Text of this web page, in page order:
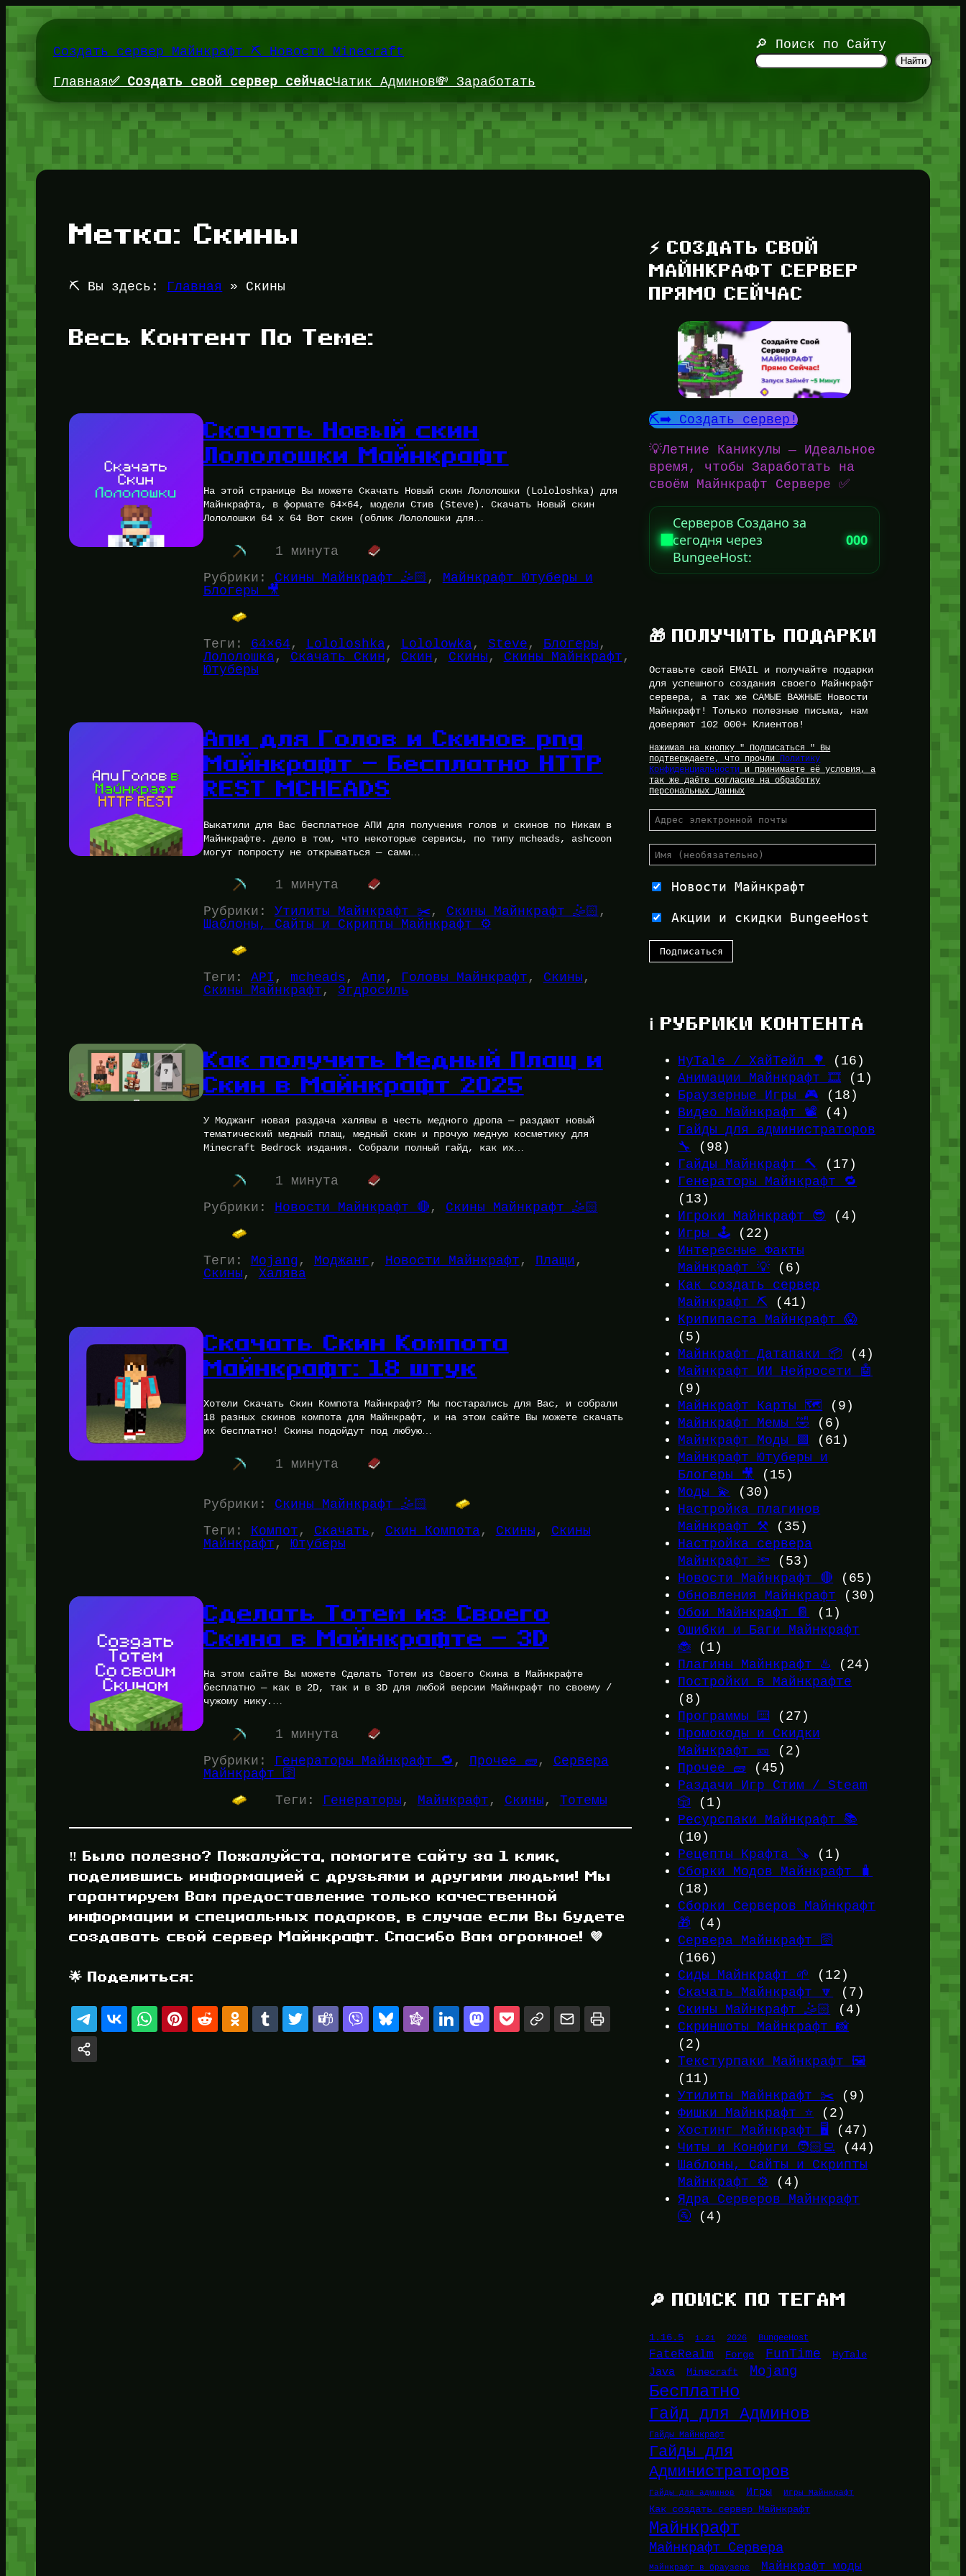
содержимомуСоздать сервер Майнкрафт ⛏️ Новости Minecraft
🔎 Поиск по Сайту
Найти
Главная✅ Создать свой сервер сейчасЧатик Админов💸 Заработать
Метка:Скины
⛏️ Вы здесь: Главная » Скины
Весь Контент По Теме:
Скачать Новый скин
Лололошки Майнкрафт
На этой странице Вы можете Скачать Новый скин Лололошки (Lololoshka) для
Майнкрафта, в формате 64×64, модели Стив (Steve). Скачать Новый скин
Лололошки 64 x 64 Вот скин (облик Лололошки для…
1 минута
Рубрики: Скины Майнкрафт 🤹🏻 , Майнкрафт Ютуберы и
Блогеры 🎥
Теги: 64×64 , Lololoshka, Lololowka, Steve , Блогеры
Лололошка, Скачать Скин , Скин , Скины , Скины Майнкрафт
Ютуберы
Апи для Голов и Скинов png
Майнкрафт — Бесплатно HTTP
REST MCHEADS
Выкатили для Вас бесплатное АПИ для получения голов и скинов по Никам в
Майнкрафте. дело в том, что некоторые сервисы, по типу mcheads, ashcoon
могут попросту не открываться — сами…
1 минута
Рубрики: Утилиты Майнкрафт ✂️, Скины Майнкрафт 🤹🏻
Шаблоны, Сайты и Скрипты Майнкрафт ⚙️
Теги: API , mcheads , Апи , Головы Майнкрафт , Скины
Скины Майнкрафт , Эгдросиль
Как получить Медный Плащ и
Скин в Майнкрафт 2025
У Моджанг новая раздача халявы в честь медного дропа — раздают новый
тематический медный плащ, медный скин и прочую медную косметику для
Minecraft Bedrock издания. Собрали полный гайд, как их…
1 минута
Рубрики: Новости Майнкрафт 🔴 , Скины Майнкрафт 🤹🏻
Теги: Mojang , Моджанг , Новости Майнкрафт , Плащи
Скины , Халява
Скачать Скин Компота
Майнкрафт: 18 штук
Хотели Скачать Скин Компота Майнкрафт? Мы постарались для Вас, и собрали
18 разных скинов компота для Майнкрафт, и на этом сайте Вы можете скачать
их бесплатно! Скины подойдут под любую…
1 минута
Рубрики: Скины Майнкрафт 🤹🏻
Теги: Компот , Скачать , Скин Компота, Скины , Скины
Майнкрафт , Ютуберы
Сделать Тотем из Своего
Скина в Майнкрафте — 3D
На этом сайте Вы можете Сделать Тотем из Своего Скина в Майнкрафте
бесплатно — как в 2D, так и в 3D для любой версии Майнкрафт по своему /
чужому нику.…
1 минута
Рубрики:
Генераторы Майнкрафт 🔁 , Прочее 🧱 , Сервера
Майнкрафт 🛜
Теги:
Генераторы , Майнкрафт , Скины , Тотемы
‼️ Было полезно? Пожалуйста, помогите сайту за 1 клик,
поделившись информацией с друзьями и другими людьми! Мы
гарантируем Вам предоставление только качественной
информации и специальных подарков, в случае если Вы будете
создавать свой сервер Майнкрафт. Спасибо Вам огромное! 💜
🌟 Поделиться:
⚡ СОЗДАТЬ СВОЙ
МАЙНКРАФТ СЕРВЕР
ПРЯМО СЕЙЧАС
⛏️➡️ Создать сервер!
💡Летние Каникулы — Идеальное
время, чтобы Заработать на
своём Майнкрафт Сервере ✅
Серверов Создано за
сегодня через
BungeeHost:
000
🎁 ПОЛУЧИТЬ ПОДАРКИ
Оставьте свой EMAIL и получайте подарки
для успешного создания своего Майнкрафт
сервера, а так же САМЫЕ ВАЖНЫЕ Новости
Майнкрафт! Только полезные письма, нам
доверяют 102 000+ Клиентов!
Нажимая на кнопку " Подписаться " Вы
подтверждаете, что прочли Политику
Конфиденциальности и принимаете её условия, а
так же даёте согласие на обработку
Персональных Данных
Новости Майнкрафт
Акции и скидки BungeeHost
ℹ️ РУБРИКИ КОНТЕНТА
HyTale / ХайТейл 🌳
(16)
Анимации Майнкрафт 🎞️ (1)
Браузерные Игры 🎮 (18)
Видео Майнкрафт 📽️ (4)
Гайды для администраторов
🔧
(98)
Гайды Майнкрафт 🔨
(17)
Генераторы Майнкрафт 🔁
(13)
Игроки Майнкрафт 😎 (4)
Игры 🕹️ (22)
Интересные Факты
Майнкрафт 💡 (6)
Как создать сервер
Майнкрафт ⛏️ (41)
Крипипаста Майнкрафт 😱
(5)
Майнкрафт Датапаки 📦 (4)
Майнкрафт ИИ Нейросети 🤖
(9)
Майнкрафт Карты 🗺️ (9)
Майнкрафт Мемы 🤣 (6)
Майнкрафт Моды 🟩
(61)
Майнкрафт Ютуберы и
Блогеры 🎥
(15)
Моды 💫
(30)
Настройка плагинов
Майнкрафт ⚒️ (35)
Настройка сервера
Майнкрафт 🔦 (53)
Новости Майнкрафт 🔴 (65)
Обновления Майнкрафт (30)
Обои Майнкрафт 📔
(1)
Ошибки и Баги Майнкрафт
🐞 (1)
Плагины Майнкрафт ♨️ (24)
Постройки в Майнкрафте
(8)
Программы ⌨️
(27)
Промокоды и Скидки
Майнкрафт 🎫
(2)
Прочее 🧱 (45)
Раздачи Игр Стим / Steam
🎲 (1)
Ресурспаки Майнкрафт 📚
(10)
Рецепты Крафта 🪚 (1)
Сборки Модов Майнкрафт 🧳
(18)
Сборки Серверов Майнкрафт
🎁 (4)
Сервера Майнкрафт 🛜
(166)
Сиды Майнкрафт 🌱
(12)
Скачать Майнкрафт 🔽
(7)
Скины Майнкрафт 🤹🏻
(4)
Скриншоты Майнкрафт 📸
(2)
Текстурпаки Майнкрафт 🖼️
(11)
Утилиты Майнкрафт ✂️ (9)
Фишки Майнкрафт ⭐ (2)
Хостинг Майнкрафт 🖥️
(47)
Читы и Конфиги 🧑🏻‍💻 (44)
Шаблоны, Сайты и Скрипты
Майнкрафт ⚙️ (4)
Ядра Серверов Майнкрафт
🚰 (4)
🔎 ПОИСК ПО ТЕГАМ
1.16.5 1.21 2026 BungeeHost
FateRealm Forge FunTime HyTale
Java Minecraft Mojang
Бесплатно
Гайд для Админов
Гайды Майнкрафт
Гайды для
Администраторов
Гайды для админов Игры Игры Майнкрафт
Как создать сервер Майнкрафт
Майнкрафт
Майнкрафт Сервера
Майнкрафт в браузере Майнкрафт моды